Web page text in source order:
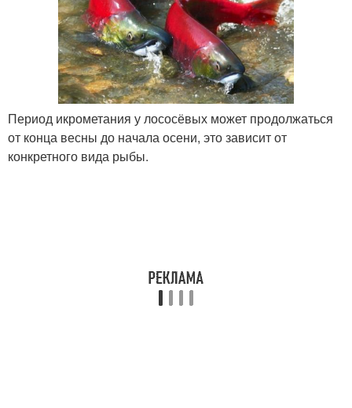
Период икрометания у лососёвых может продолжаться
от конца весны до начала осени, это зависит от
конкретного вида рыбы.